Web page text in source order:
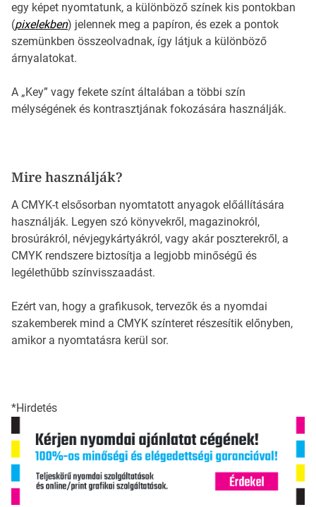
egy képet nyomtatunk, a különböző színek kis pontokban
(pixelekben) jelennek meg a papíron, és ezek a pontok
szemünkben összeolvadnak, így látjuk a különböző
árnyalatokat.
A „Key” vagy fekete színt általában a többi szín
mélységének és kontrasztjának fokozására használják.
Mire használják?
A CMYK-t elsősorban nyomtatott anyagok előállítására
használják. Legyen szó könyvekről, magazinokról,
brosúrákról, névjegykártyákról, vagy akár poszterekről, a
CMYK rendszere biztosítja a legjobb minőségű és
legélethűbb színvisszaadást.
Ezért van, hogy a grafikusok, tervezők és a nyomdai
szakemberek mind a CMYK színteret részesítik előnyben,
amikor a nyomtatásra kerül sor.
*Hirdetés